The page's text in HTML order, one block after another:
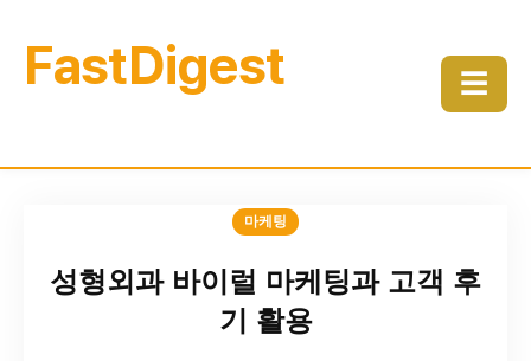
FastDigest ☰
마케팅
성형외과 바이럴 마케팅과 고객 후
기 활용